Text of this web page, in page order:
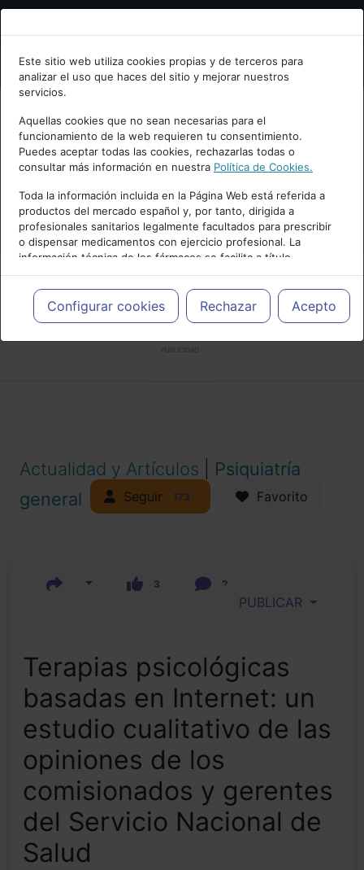
Bienvenid@ a psiquiatria.com
Escribe tu Email
Accede o regístrate con tu email.
Cancelar
Este sitio web utiliza cookies propias y de terceros para
analizar el uso que haces del sitio y mejorar nuestros
servicios.
Aquellas cookies que no sean necesarias para el
funcionamiento de la web requieren tu consentimiento.
Puedes aceptar todas las cookies, rechazarlas todas o
consultar más información en nuestra Política de Cookies.
Toda la información incluida en la Página Web está referida a
productos del mercado español y, por tanto, dirigida a
profesionales sanitarios legalmente facultados para prescribir
o dispensar medicamentos con ejercicio profesional. La
información técnica de los fármacos se facilita a título
meramente informativo, siendo responsabilidad de los
profesionales facultados prescribir medicamentos y decidir, en
cada caso concreto, el tratamiento más adecuado a las
necesidades del paciente.
Configurar cookies Rechazar Acepto
Actualidad y Artículos
Psiquiatría
general
Seguir 173 Favorito
3 2
PUBLICAR
Terapias psicológicas
basadas en Internet: un
estudio cualitativo de las
opiniones de los
comisionados y gerentes
del Servicio Nacional de
Salud